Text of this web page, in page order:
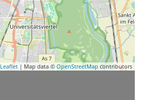
Leaflet | Map data © OpenStreetMap contributors